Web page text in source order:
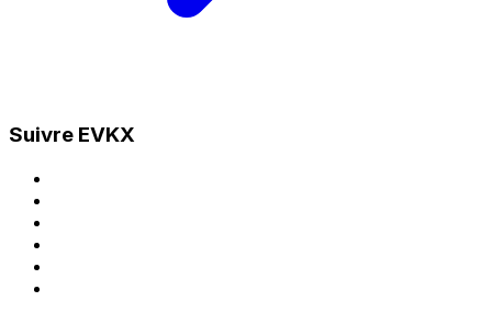
Suivre EVKX